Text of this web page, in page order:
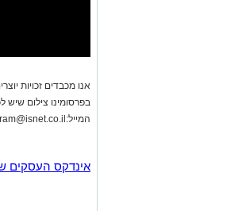
אנו מכבדים זכויות
בפרסומינו צילום
המייל: ram@isnet.co.il
אינדקס העסקים